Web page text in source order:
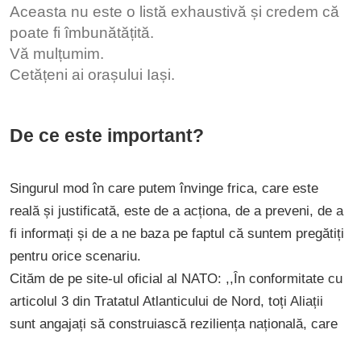
Aceasta nu este o listă exhaustivă și credem că
poate fi îmbunătățită.
Vă mulțumim.
Cetățeni ai orașului Iași.
De ce este important?
Singurul mod în care putem învinge frica, care este
reală și justificată, este de a acționa, de a preveni, de a
fi informați și de a ne baza pe faptul că suntem pregătiți
pentru orice scenariu.
Cităm de pe site-ul oficial al NATO: ,,În conformitate cu
articolul 3 din Tratatul Atlanticului de Nord, toți Aliații
sunt angajați să construiască reziliența națională, care